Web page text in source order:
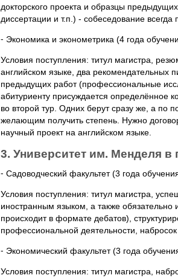
докторского проекта и образцы
диссертации и т.п.) - собеседование всегда
⁃ Экономика и эконометрика (4 года
Условия поступления: титул магистра,
английском языке, два рекомендательных
предыдущих работ (профессиональные
абитуриенту присуждается определённое
во второй тур. Одних берут сразу же, а по
желающим получить степень. Нужно
научный проект на английском языке.
3. Университет им. Менделя в
⁃ Садоводческий факультет (3 года
Условия поступления: титул магистра,
иностранным языком, а также обязательно
происходит в формате дебатов),
профессиональной деятельности,
⁃ Экономический факультет (3 года
Условия поступления: титул магистра,